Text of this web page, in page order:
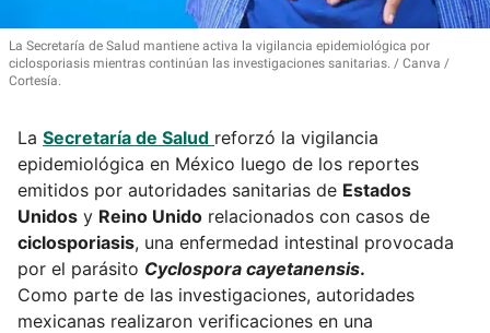
La Secretaría de Salud mantiene activa la vigilancia epidemiológica por
ciclosporiasis mientras continúan las investigaciones sanitarias.
Canva /
Cortesía.
La Secretaría de Salud reforzó la vigilancia
epidemiológica en México luego de los reportes
emitidos por autoridades sanitarias de Estados
Unidos y Reino Unido relacionados con casos de
ciclosporiasis, una enfermedad intestinal provocada
por el parásito Cyclospora cayetanensis.
Como parte de las investigaciones, autoridades
mexicanas realizaron verificaciones en una